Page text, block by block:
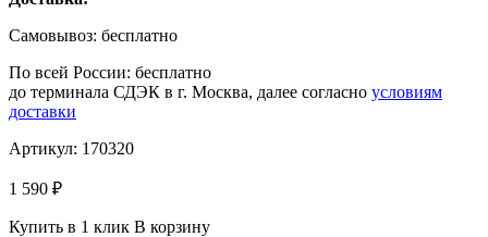
Самовывоз: бесплатно
По всей России: бесплатно
до терминала СДЭК в г. Москва, далее согласно условиям
доставки
Артикул: 170320
1 590 ₽
Купить в 1 клик В корзину